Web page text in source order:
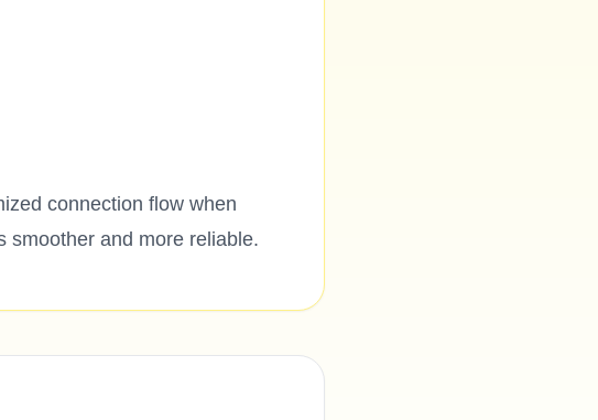
connection flow when
smoother and more reliable.